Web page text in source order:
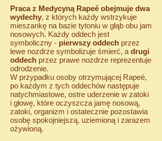
Praca z Medycyną Rapeé obejmuje dwa
wydechy, z których każdy wstrzykuje
mieszankę na bazie tytoniu w głąb obu jam
nosowych. Każdy oddech jest
symboliczny - pierwszy oddech przez
lewe nozdrze symbolizuje śmierć, a drugi
oddech przez prawe nozdrze reprezentuje
odrodzenie.
W przypadku osoby otrzymującej Rapeé,
po każdym z tych oddechów następuje
natychmiastowe, ostre uderzenie w zatoki
i głowę, które oczyszcza jamę nosową,
zatoki, organizm i ostatecznie pozostawia
osobę spokojniejszą, uziemioną i zarazem
ożywioną.